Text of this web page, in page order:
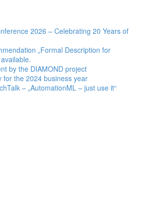
2026 – Celebrating 20 Years of
„Formal Description for
by the DIAMOND project
for the 2024 business year
– „AutomationML – just use it“